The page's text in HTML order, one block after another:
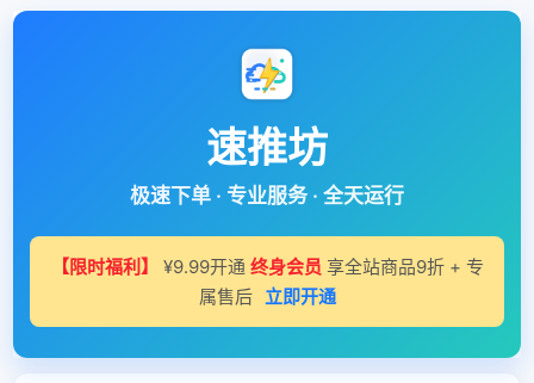
速推坊
极速下单 · 专业服务 · 全天运行
【限时福利】 ¥9.99开通 终身会员 享全站商品9折 + 专
属售后 立即开通